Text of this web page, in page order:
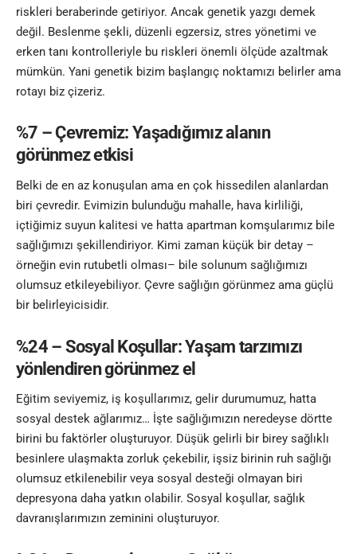
riskleri beraberinde getiriyor. Ancak genetik yazgı demek
değil. Beslenme şekli, düzenli egzersiz, stres yönetimi ve
erken tanı kontrolleriyle bu riskleri önemli ölçüde azaltmak
mümkün. Yani genetik bizim başlangıç noktamızı belirler ama
rotayı biz çizeriz.
%7 – Çevremiz: Yaşadığımız alanın
görünmez etkisi
Belki de en az konuşulan ama en çok hissedilen alanlardan
biri çevredir. Evimizin bulunduğu mahalle, hava kirliliği,
içtiğimiz suyun kalitesi ve hatta apartman komşularımız bile
sağlığımızı şekillendiriyor. Kimi zaman küçük bir detay –
örneğin evin rutubetli olması– bile solunum sağlığımızı
olumsuz etkileyebiliyor. Çevre sağlığın görünmez ama güçlü
bir belirleyicisidir.
%24 – Sosyal Koşullar: Yaşam tarzımızı
yönlendiren görünmez el
Eğitim seviyemiz, iş koşullarımız, gelir durumumuz, hatta
sosyal destek ağlarımız… İşte sağlığımızın neredeyse dörtte
birini bu faktörler oluşturuyor. Düşük gelirli bir birey sağlıklı
besinlere ulaşmakta zorluk çekebilir, işsiz birinin ruh sağlığı
olumsuz etkilenebilir veya sosyal desteği olmayan biri
depresyona daha yatkın olabilir. Sosyal koşullar, sağlık
davranışlarımızın zeminini oluşturuyor.